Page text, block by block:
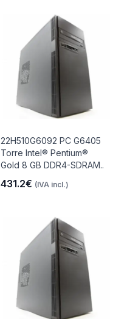
22H510G6092 PC G6405
Torre Intel® Pentium®
Gold 8 GB DDR4-SDRAM..
431.2€ (IVA incl.)